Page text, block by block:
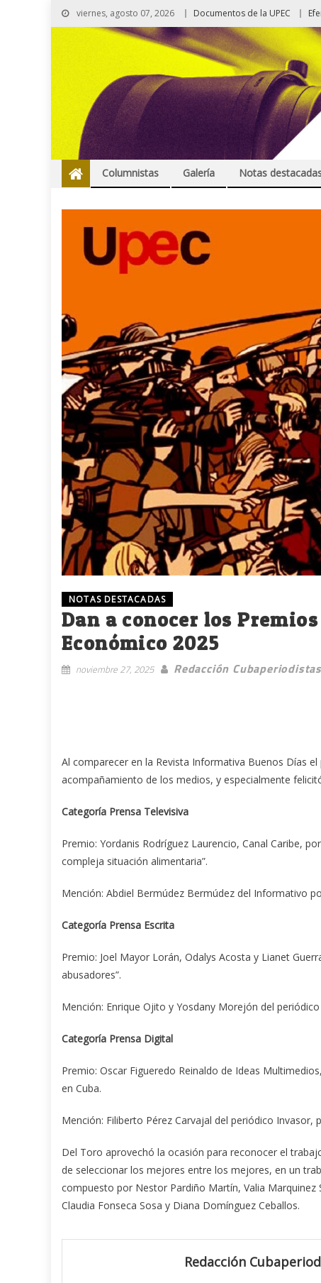
viernes, agosto 07, 2026 Documentos de la UPEC
Columnistas Galería Notas
NOTAS DESTACADAS
Dan a conocer los
Económico 2025
noviembre 27, 2025 Redacción Cubaperiodistas
Al comparecer en la Revista Informativa Buenos Días
acompañamiento de los medios, y especialmente
Categoría Prensa Televisiva
Premio: Yordanis Rodríguez Laurencio, Canal Caribe,
compleja situación alimentaria”.
Mención: Abdiel Bermúdez Bermúdez del Informativo
Categoría Prensa Escrita
Premio: Joel Mayor Lorán, Odalys Acosta y Lianet
abusadores”.
Mención: Enrique Ojito y Yosdany Morejón del
Categoría Prensa Digital
Premio: Oscar Figueredo Reinaldo de Ideas
en Cuba.
Mención: Filiberto Pérez Carvajal del periódico Invasor,
Del Toro aprovechó la ocasión para reconocer el
de seleccionar los mejores entre los mejores, en un
compuesto por Nestor Pardiño Martín, Valia Marquinez
Claudia Fonseca Sosa y Diana Domínguez Ceballos.
Redacción